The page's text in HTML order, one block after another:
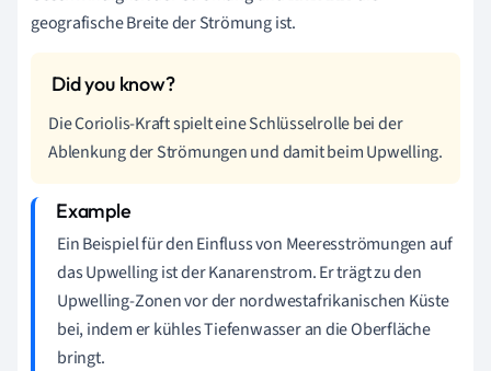
geografische Breite der Strömung ist.
Die Coriolis-Kraft spielt eine Schlüsselrolle bei der
Ablenkung der Strömungen und damit beim Upwelling.
Ein Beispiel für den Einfluss von Meeresströmungen auf
das Upwelling ist der Kanarenstrom. Er trägt zu den
Upwelling-Zonen vor der nordwestafrikanischen Küste
bei, indem er kühles Tiefenwasser an die Oberfläche
bringt.